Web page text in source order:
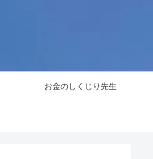
お金のしくじり先生